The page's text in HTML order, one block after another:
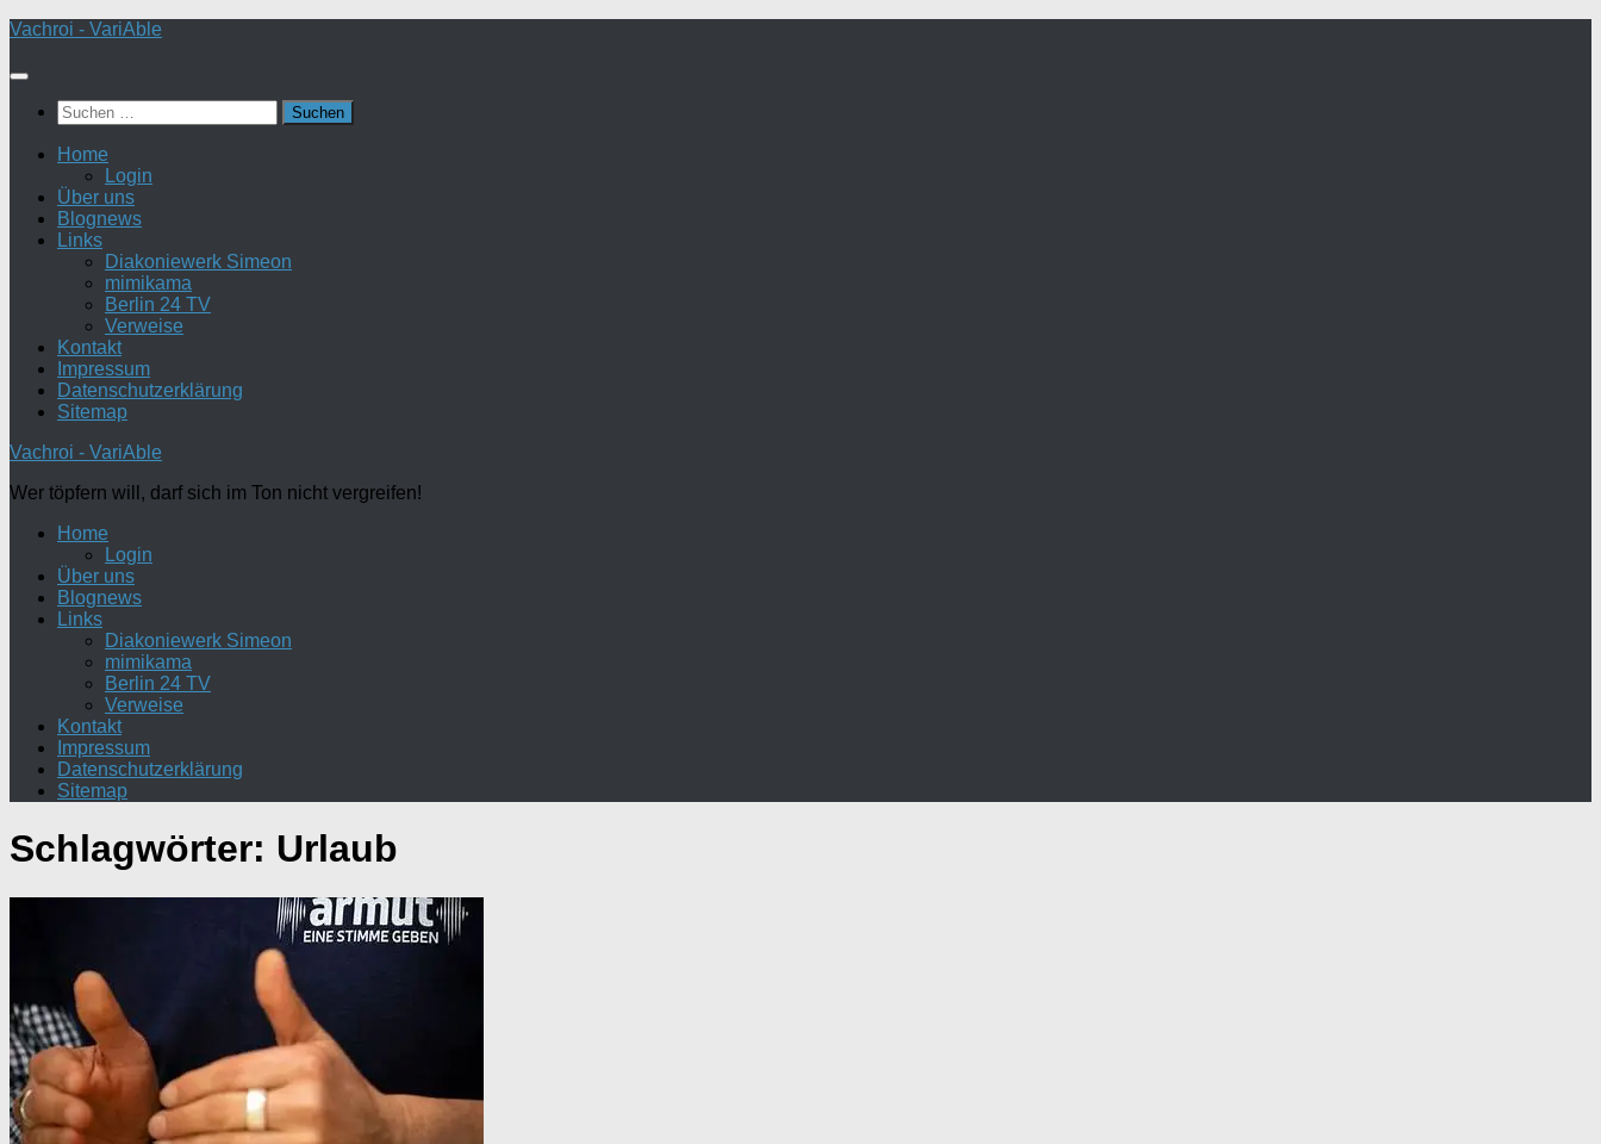
Zum
springen
Vachroi - VariAble
Suchen
nach:
Home
Login
Über uns
Blognews
Links
Diakoniewerk Simeon
mimikama
Berlin 24 TV
Verweise
Kontakt
Impressum
Datenschutzerklärung
Sitemap
Vachroi - VariAble
Wer töpfern will, darf sich im Ton nicht vergreifen!
Home
Login
Über uns
Blognews
Links
Diakoniewerk Simeon
mimikama
Berlin 24 TV
Verweise
Kontakt
Impressum
Datenschutzerklärung
Sitemap
Schlagwörter: Urlaub